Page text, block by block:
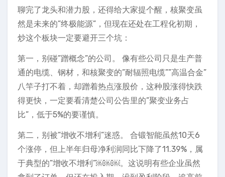
聊完了龙头和潜力股，还得给大家提个醒，核聚变虽
然是未来的”终极能源”，但现在还处在工程化初期，
炒这个板块一定要避开三个坑：
第一，别碰”蹭概念”的公司。 像有些公司只是生产普
通的电缆、钢材，和核聚变的”耐辐照电缆””高温合金”
八竿子打不着，却蹭着热点涨股价，这种股涨得快跌
得更快，一定要看清楚公司公告里的”聚变业务占
比”，低于5%的要谨慎。
第二，别被”增收不增利”迷惑。 合锻智能虽然10天6
个涨停，但上半年归母净利润同比下降了11.39%，属
于典型的”增收不增利”￼￼￼。这说明有些企业虽然